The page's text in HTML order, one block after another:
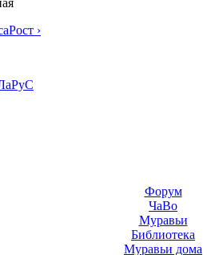
Рост ›
Форум
ЧаВо
Муравьи
Библиотека
Муравьи дома